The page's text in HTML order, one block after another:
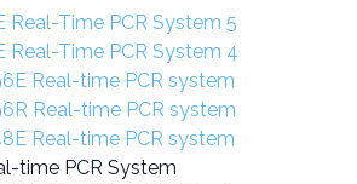
Real-Time PCR System 5
Real-Time PCR System 4
Real-time PCR system
Real-time PCR system
Real-time PCR system
time PCR System